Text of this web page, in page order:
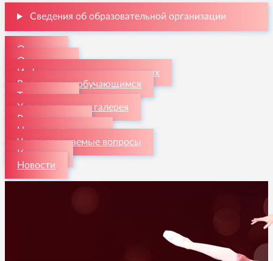
Сведения об образовательной организации
О школе
Отделения
Информация для поступающих
Родителям и обучающимся
Творчество
Художественная галерея
Видеогалерея
Наши достижения
Часто задаваемые вопросы
Контакты
Новости